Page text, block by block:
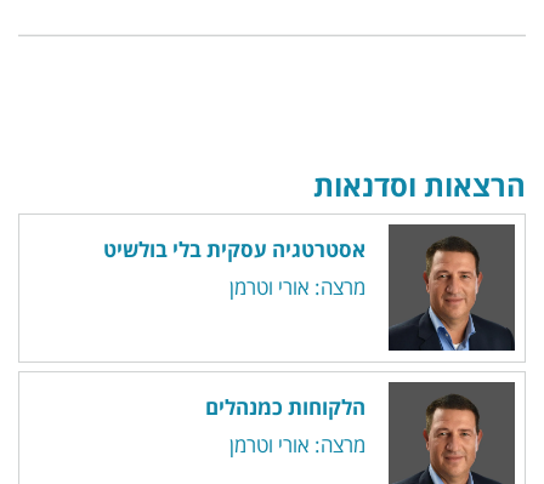
הרצאות וסדנאות
אסטרטגיה עסקית בלי בולשיט
מרצה: אורי וטרמן
הלקוחות כמנהלים
מרצה: אורי וטרמן